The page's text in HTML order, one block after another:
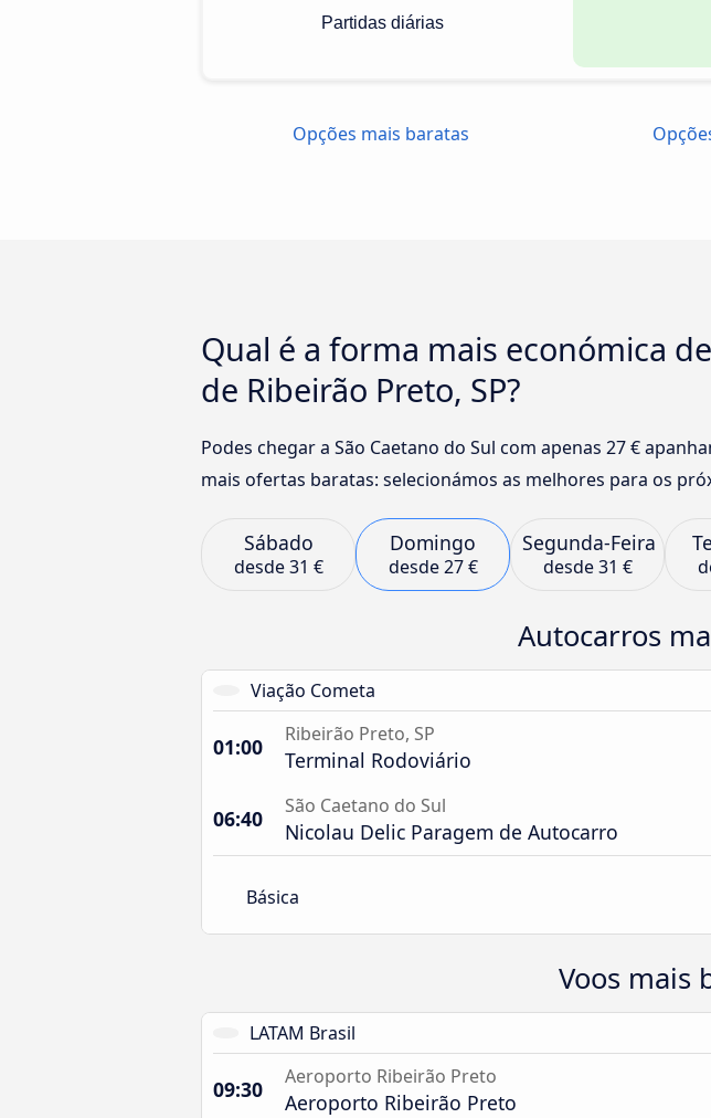
Partidas diárias
Opções mais baratas
Qual é a forma mais económica
de Ribeirão Preto, SP?
Podes chegar a São Caetano do Sul com apenas 27 €
mais ofertas baratas: selecionámos as melhores para os
Sábado
desde31 €
Domingo
desde27 €
Segunda-Feira
desde31 €
Autocarros
Viação Cometa
01:00 Ribeirão Preto, SP
Terminal Rodoviário
06:40 São Caetano do Sul
Nicolau Delic Paragem de Autocarro
Básica
Voos mais
LATAM Brasil
09:30 Aeroporto Ribeirão Preto
Aeroporto Ribeirão Preto